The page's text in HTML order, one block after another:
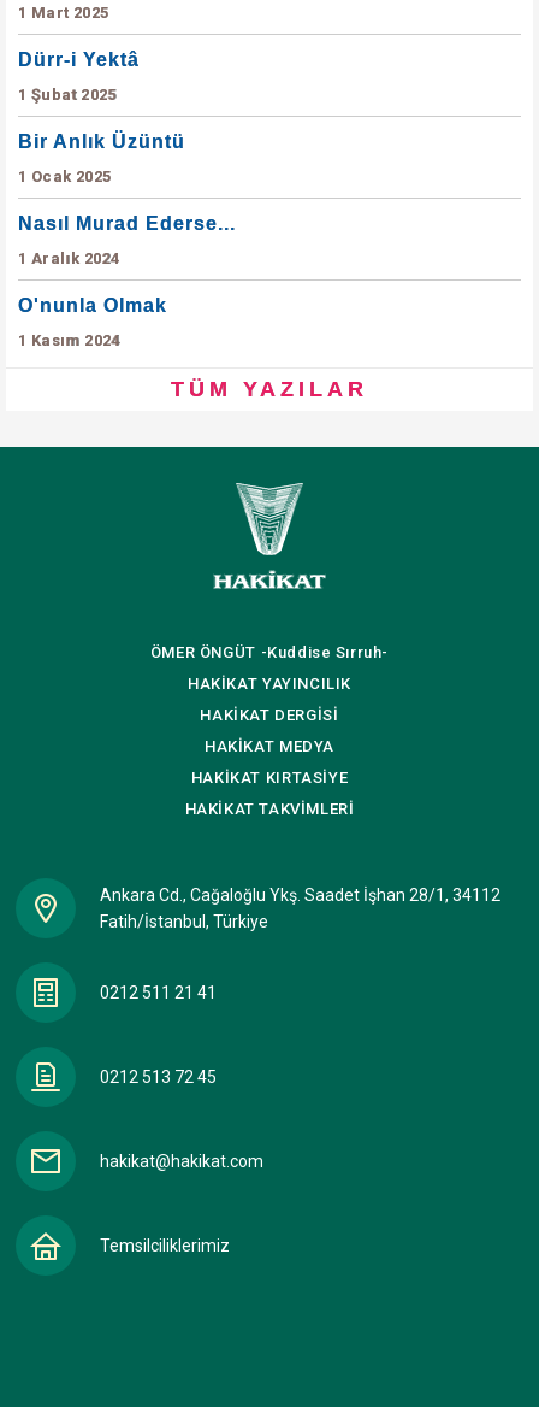
1 Mart 2025
Dürr-i Yektâ
1 Şubat 2025
Bir Anlık Üzüntü
1 Ocak 2025
Nasıl Murad Ederse...
1 Aralık 2024
O'nunla Olmak
1 Kasım 2024
TÜM YAZILAR
ÖMER ÖNGÜT -Kuddise Sırruh-
HAKİKAT YAYINCILIK
HAKİKAT DERGİSİ
HAKİKAT MEDYA
HAKİKAT KIRTASİYE
HAKİKATTAKVİMLERİ
Ankara Cd., Cağaloğlu Ykş. Saadet İşhan 28/1, 34112
Fatih/İstanbul, Türkiye
0212 511 21 41
0212 513 72 45
hakikat@hakikat.com
Temsilciliklerimiz